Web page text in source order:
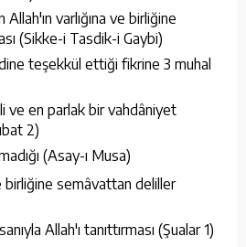
varlığına ve birliğine
(Sikke-i Tasdik-i Gaybi)
teşekkül ettiği fikrine 3 muhal
ve en parlak bir vahdâniyet
2)
(Asay-ı Musa)
birliğine semâvattan deliller
Allah'ı tanıttırması (Şualar 1)